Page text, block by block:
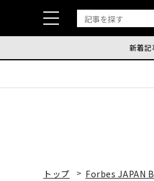
新着記
トップ Forbes JAPAN